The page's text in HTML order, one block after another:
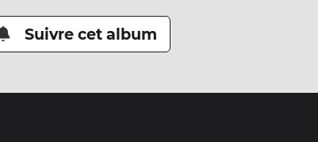
Suivre cet album